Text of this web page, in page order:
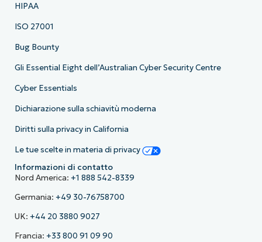
HIPAA
ISO 27001
Bug Bounty
Gli Essential Eight dell’Australian Cyber Security Centre
Cyber Essentials
Dichiarazione sulla schiavitù moderna
Diritti sulla privacy in California
Le tue scelte in materia di privacy
Informazioni di contatto
Nord America: +1 888 542-8339
Germania: +49 30-76758700
UK: +44 20 3880 9027
Francia: +33 800 91 09 90